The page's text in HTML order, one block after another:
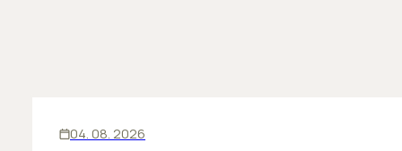
04. 08. 2026